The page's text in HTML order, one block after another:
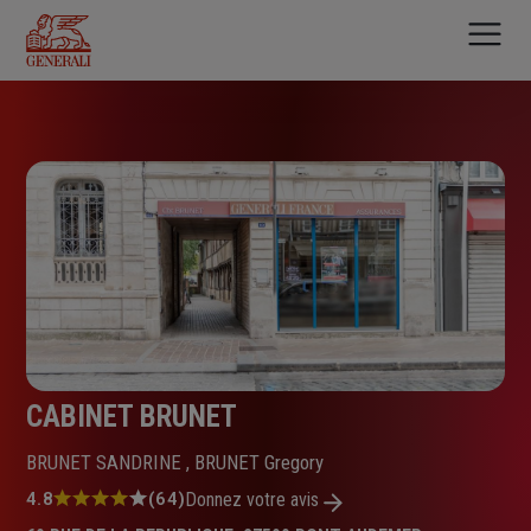
contenu
principal
CABINET BRUNET
BRUNET SANDRINE , BRUNET Gregory
Note
4.8 (64)Donnez votre avis